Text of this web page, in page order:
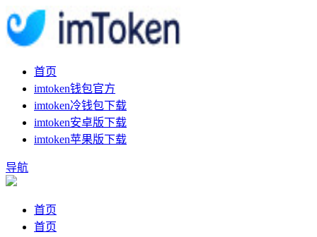
首页
imtoken钱包官方
imtoken冷钱包下载
imtoken安卓版下载
imtoken苹果版下载
导航
首页
首页